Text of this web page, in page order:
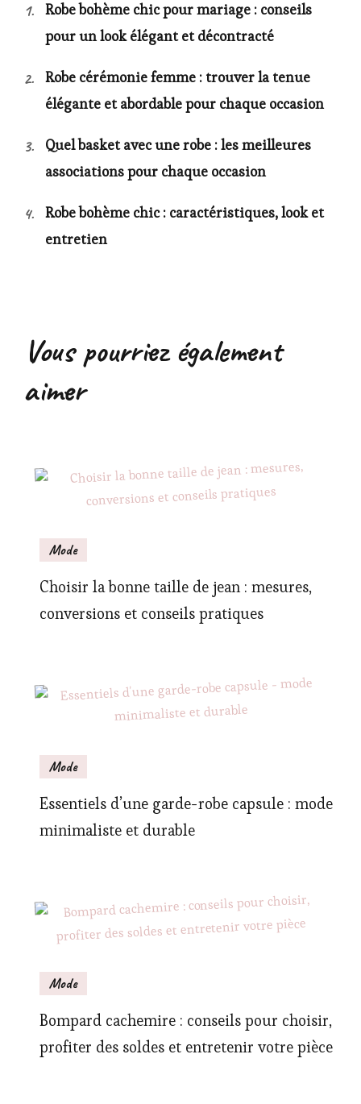
Robe bohème chic pour mariage : conseils
pour un look élégant et décontracté
Robe cérémonie femme : trouver la tenue
élégante et abordable pour chaque occasion
Quel basket avec une robe : les meilleures
associations pour chaque occasion
Robe bohème chic : caractéristiques, look et
entretien
Vous pourriez également
aimer
Mode
Choisir la bonne taille de jean : mesures,
conversions et conseils pratiques
Mode
Essentiels d’une garde-robe capsule : mode
minimaliste et durable
Mode
Bompard cachemire : conseils pour choisir,
profiter des soldes et entretenir votre pièce